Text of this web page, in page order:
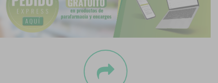
Contacto
Boletín